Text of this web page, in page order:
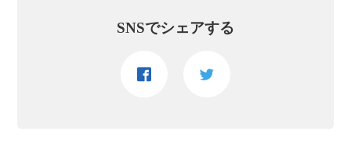
SNSでシェアする